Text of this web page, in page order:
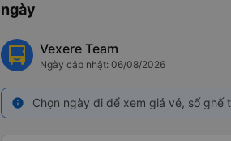
ngày
Vexere Team
Ngày cập nhật: 06/08/2026
info Chọn ngày đi để xem giá vé, số